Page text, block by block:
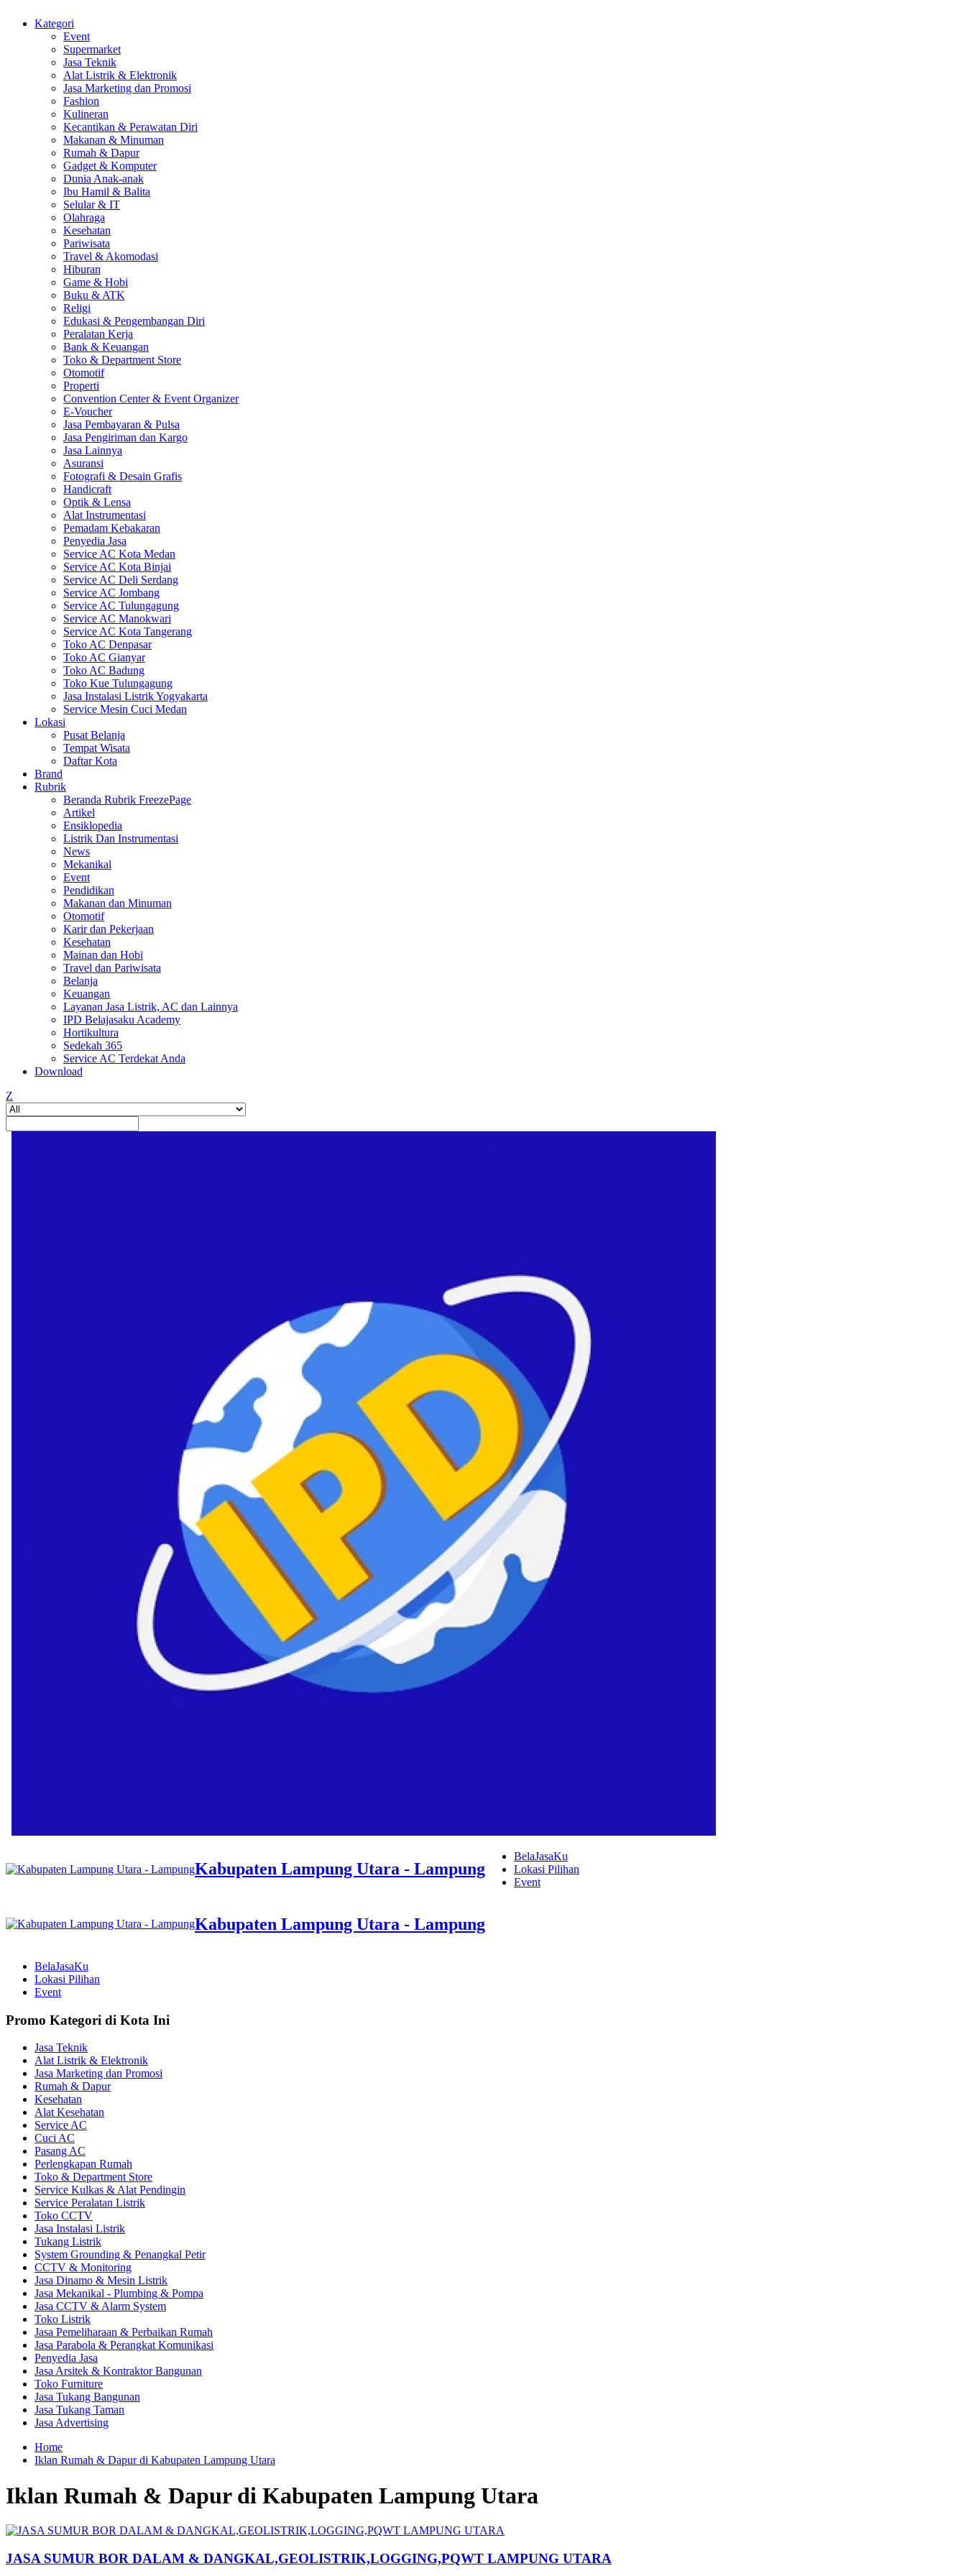
Kategori
Event
Supermarket
Jasa Teknik
Alat Listrik & Elektronik
Jasa Marketing dan Promosi
Fashion
Kulineran
Kecantikan & Perawatan Diri
Makanan & Minuman
Rumah & Dapur
Gadget & Komputer
Dunia Anak-anak
Ibu Hamil & Balita
Selular & IT
Olahraga
Kesehatan
Pariwisata
Travel & Akomodasi
Hiburan
Game & Hobi
Buku & ATK
Religi
Edukasi & Pengembangan Diri
Peralatan Kerja
Bank & Keuangan
Toko & Department Store
Otomotif
Properti
Convention Center & Event Organizer
E-Voucher
Jasa Pembayaran & Pulsa
Jasa Pengiriman dan Kargo
Jasa Lainnya
Asuransi
Fotografi & Desain Grafis
Handicraft
Optik & Lensa
Alat Instrumentasi
Pemadam Kebakaran
Penyedia Jasa
Service AC Kota Medan
Service AC Kota Binjai
Service AC Deli Serdang
Service AC Jombang
Service AC Tulungagung
Service AC Manokwari
Service AC Kota Tangerang
Toko AC Denpasar
Toko AC Gianyar
Toko AC Badung
Toko Kue Tulungagung
Jasa Instalasi Listrik Yogyakarta
Service Mesin Cuci Medan
Lokasi
Pusat Belanja
Tempat Wisata
Daftar Kota
Brand
Rubrik
Beranda Rubrik FreezePage
Artikel
Ensiklopedia
Listrik Dan Instrumentasi
News
Mekanikal
Event
Pendidikan
Makanan dan Minuman
Otomotif
Karir dan Pekerjaan
Kesehatan
Mainan dan Hobi
Travel dan Pariwisata
Belanja
Keuangan
Layanan Jasa Listrik, AC dan Lainnya
IPD Belajasaku Academy
Hortikultura
Sedekah 365
Service AC Terdekat Anda
Download
Z
Kabupaten Lampung Utara - Lampung
BelaJasaKu
Lokasi Pilihan
Event
Kabupaten Lampung Utara - Lampung
BelaJasaKu
Lokasi Pilihan
Event
Promo Kategori di Kota Ini
Jasa Teknik
Alat Listrik & Elektronik
Jasa Marketing dan Promosi
Rumah & Dapur
Kesehatan
Alat Kesehatan
Service AC
Cuci AC
Pasang AC
Perlengkapan Rumah
Toko & Department Store
Service Kulkas & Alat Pendingin
Service Peralatan Listrik
Toko CCTV
Jasa Instalasi Listrik
Tukang Listrik
System Grounding & Penangkal Petir
CCTV & Monitoring
Jasa Dinamo & Mesin Listrik
Jasa Mekanikal - Plumbing & Pompa
Jasa CCTV & Alarm System
Toko Listrik
Jasa Pemeliharaan & Perbaikan Rumah
Jasa Parabola & Perangkat Komunikasi
Penyedia Jasa
Jasa Arsitek & Kontraktor Bangunan
Toko Furniture
Jasa Tukang Bangunan
Jasa Tukang Taman
Jasa Advertising
Home
Iklan Rumah & Dapur di Kabupaten Lampung Utara
Iklan Rumah & Dapur di Kabupaten Lampung Utara
JASA SUMUR BOR DALAM & DANGKAL,GEOLISTRIK,LOGGING,PQWT LAMPUNG UTARA